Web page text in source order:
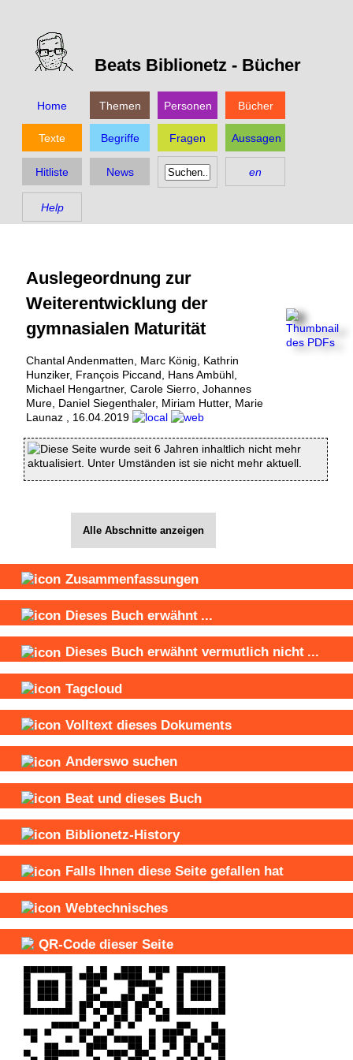
Beats Biblionetz - Bücher
Home Themen Personen Bücher
Texte Begriffe Fragen Aussagen
Hitliste News en
Help
Auslegeordnung zur
Weiterentwicklung der
gymnasialen Maturität
Chantal Andenmatten Marc König
Kathrin
Hunziker, François Piccand Hans Ambühl
Michael Hengartner, Carole Sierro Johannes
Mure Daniel Siegenthaler, Miriam Hutter, Marie
Launaz
16.04.2019
Diese Seite wurde seit 6 Jahren inhaltlich nicht mehr
aktualisiert. Unter Umständen ist sie nicht mehr aktuell.
Alle Abschnitte anzeigen
Zusammenfassungen
Dieses Buch erwähnt ...
Dieses Buch erwähnt vermutlich nicht ...
Tagcloud
Volltext dieses Dokuments
Anderswo suchen
Beat und dieses Buch
Biblionetz-History
Falls Ihnen diese Seite gefallen hat
Webtechnisches
QR-Code dieser Seite